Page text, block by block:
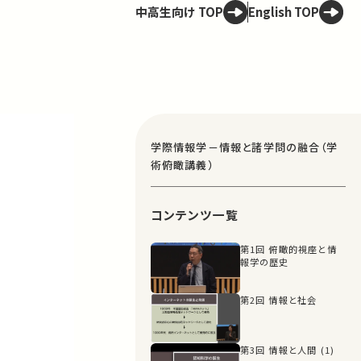
中高生向け TOP English TOP
学際情報学－情報と諸学問の融合（学
術俯瞰講義）
コンテンツ一覧
第1回 俯瞰的視座と情
報学の歴史
第2回 情報と社会
第3回 情報と人間 (1)